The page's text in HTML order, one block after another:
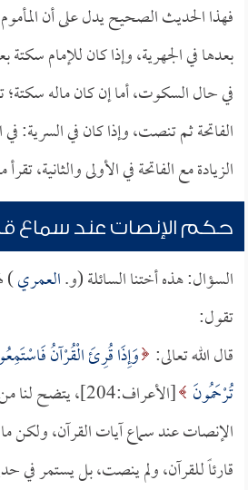
فهذا الحديث الصحيح يدل على أن
بعدها في الجهرية، وإذا كان للإمام سكتة
في حال السكوت، أما إن كان ماله سكتة؛
الفاتحة ثم تنصت، وإذا كان في السرية:
الزيادة مع الفاتحة في الأولى والثانية،
حكم الإنصات عند سماع
السؤال: هذه أختنا السائلة (و.العمري)
تقول:
قال الله تعالى: وَإِذَا قُرِئَ الْقُرْآنُ
تُرْحَمُونَ
[الأعراف:204]،
الإنصات عند سماع آيات القرآن،
قارئاً للقرآن، ولم ينصت، بل يستمر في